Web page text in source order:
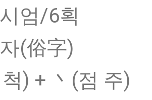
엄/6획
(俗字)
) + 丶(점 주)